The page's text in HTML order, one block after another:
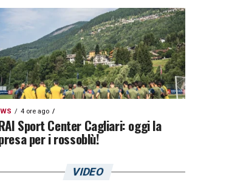
4 ore ago
Sport Center Cagliari: oggi la
per i rossoblù!
VIDEO